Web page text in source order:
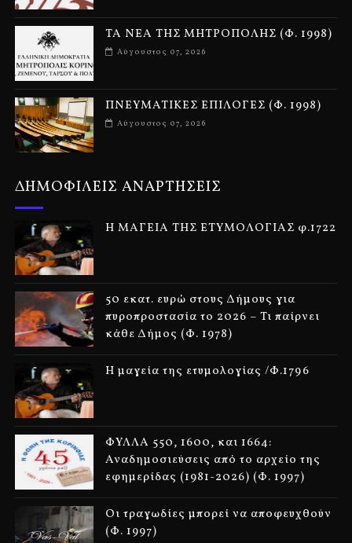
ΤΑ ΝΕΑ ΤΗΣ ΜΗΤΡΟΠΟΛΗΣ (Φ. 1998)
Αύγουστος 07, 2026
ΠΝΕΥΜΑΤΙΚΕΣ ΕΠΙΛΟΓΕΣ (Φ. 1998)
Αύγουστος 07, 2026
ΔΗΜΟΦΙΛΕΙΣ ΑΝΑΡΤΗΣΕΙΣ
Η ΜΑΓΕΙΑ ΤΗΣ ΕΤΥΜΟΛΟΓΙΑΣ φ.1722
50 εκατ. ευρώ στους Δήμους για
πυροπροστασία το 2026 – Τι παίρνει
κάθε Δήμος (Φ. 1978)
Η μαγεία της ετυμολογίας /Φ.1796
ΦΥΛΛΑ 550, 1600, και 1664:
Αναδημοσιεύσεις από το αρχείο της
εφημερίδας (1981-2026) (Φ. 1997)
Οι τραγωδίες μπορεί να αποφευχθούν
(Φ. 1997)